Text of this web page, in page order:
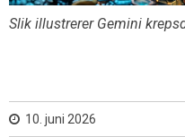
Slik illustrerer Gemini
10. juni 2026